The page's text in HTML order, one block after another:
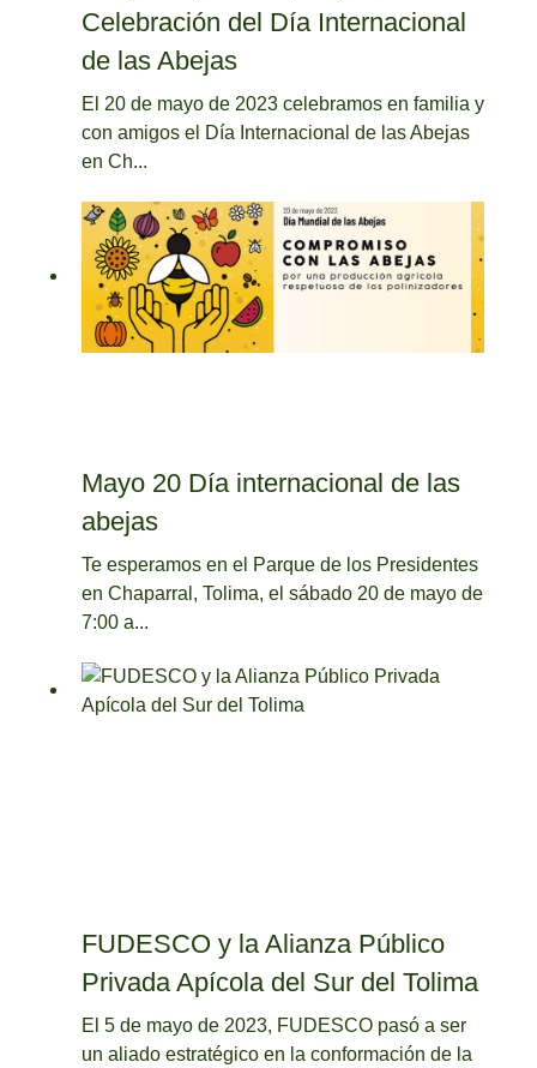
Celebración del Día Internacional
de las Abejas
El 20 de mayo de 2023 celebramos en familia y
con amigos el Día Internacional de las Abejas
en Ch...
Mayo 20 Día internacional de las
abejas
Te esperamos en el Parque de los Presidentes
en Chaparral, Tolima, el sábado 20 de mayo de
7:00 a...
FUDESCO y la Alianza Público
Privada Apícola del Sur del Tolima
El 5 de mayo de 2023, FUDESCO pasó a ser
un aliado estratégico en la conformación de la